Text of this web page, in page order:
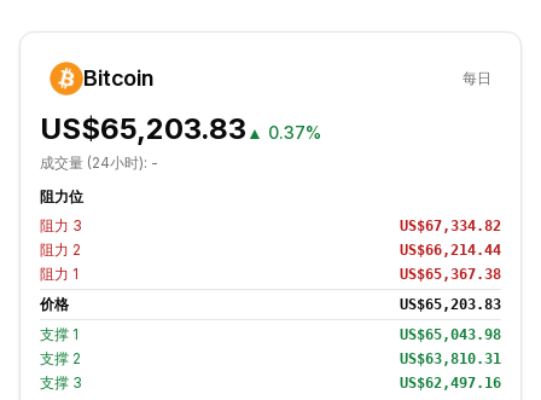
Bitcoin 每日
US$65,203.83 ▲ 0.37%
成交量 (24小时): -
阻力位
阻力 3 US$67,334.82
阻力 2 US$66,214.44
阻力 1 US$65,367.38
价格 US$65,203.83
支撑 1 US$65,043.98
支撑 2 US$63,810.31
支撑 3 US$62,497.16